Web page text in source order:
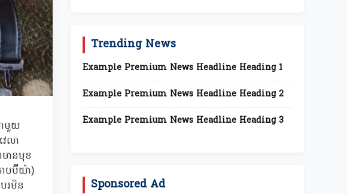
ាមួយ
លា
ានមុខ
បប៊ីយ៉ា)
រមិន
Trending News
Example Premium News Headline Heading 1
Example Premium News Headline Heading 2
Example Premium News Headline Heading 3
Sponsored Ad